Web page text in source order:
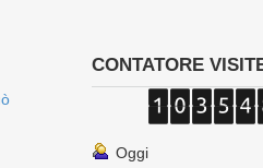
CONTATORE
Oggi